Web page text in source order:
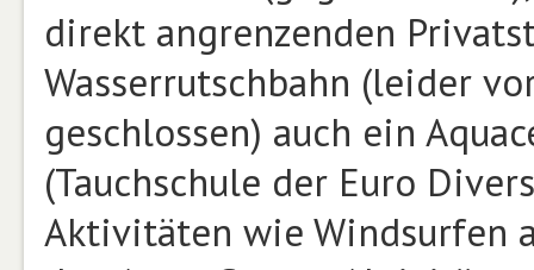
direkt angrenzenden
Wasserrutschbahn (leider
geschlossen) auch ein
(Tauchschule der Euro
Aktivitäten wie Windsurfen